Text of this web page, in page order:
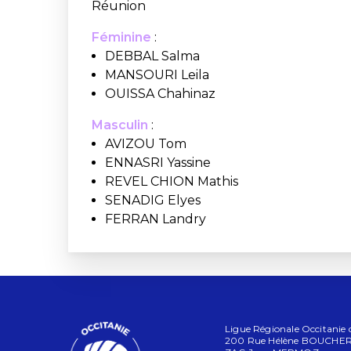
Réunion
Féminine :
DEBBAL Salma
MANSOURI Leila
OUISSA Chahinaz
Masculin :
AVIZOU Tom
ENNASRI Yassine
REVEL CHION Mathis
SENADIG Elyes
FERRAN Landry
Ligue Régionale Occitanie
200 Rue Hélène BOUCHER